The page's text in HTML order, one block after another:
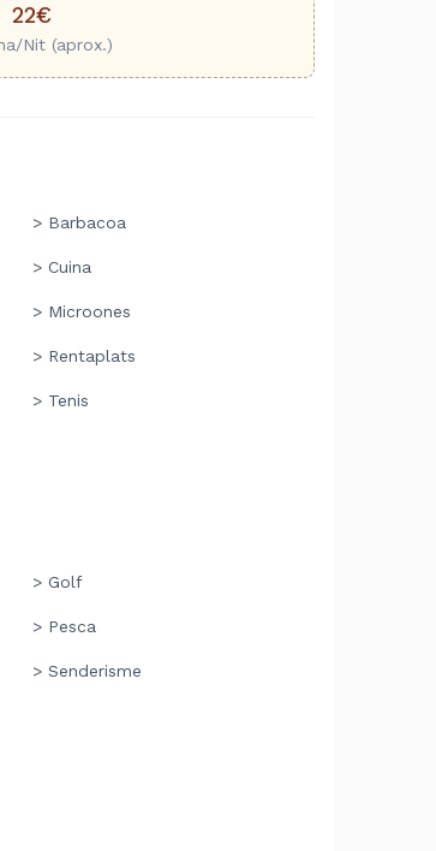
22€
Nit (aprox.)
> Barbacoa
> Cuina
> Microones
> Rentaplats
> Tenis
> Golf
> Pesca
> Senderisme